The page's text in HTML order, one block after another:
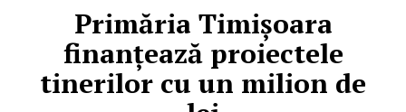
Primăria Timişoara
finanţează proiectele
tinerilor cu un milion de